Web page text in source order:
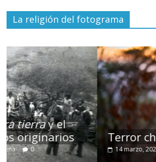
La religión del fotograma
Terror chamánico coreano
14 marzo, 2026 Julio Martínez Molina